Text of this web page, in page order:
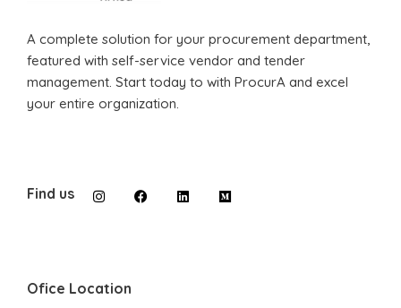
A complete solution for your procurement department,
featured with self-service vendor and tender
management. Start today to with ProcurA and excel
your entire organization.
Find us
Ofice Location